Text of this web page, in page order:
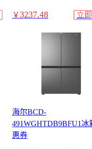
￥3237.48 立
海尔BCD-
491WGHTDB9BFU1冰
惠券